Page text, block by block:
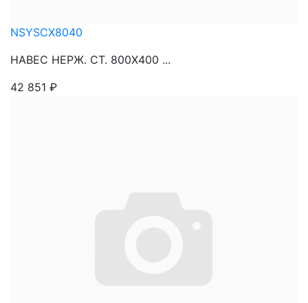
NSYSCX8040
НАВЕС НЕРЖ. СТ. 800Х400 ...
42 851 ₽